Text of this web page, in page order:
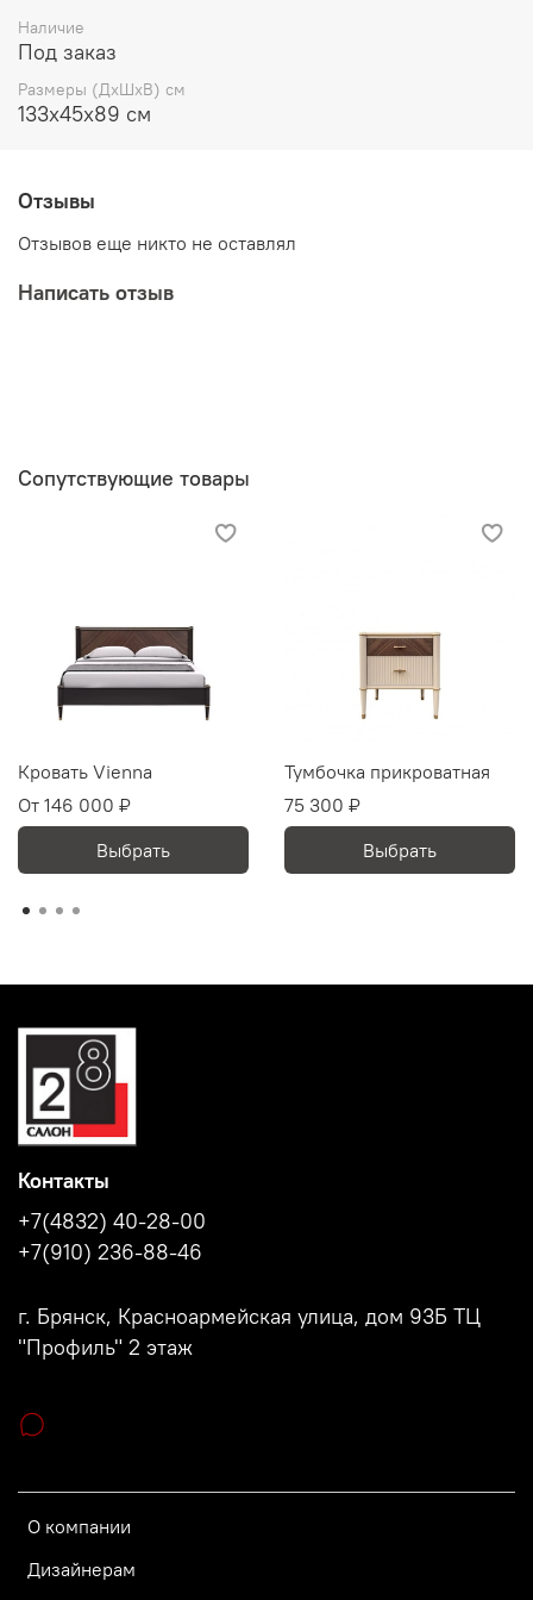
Наличие
Под заказ
Размеры (ДхШхВ) см
133х45х89 cм
Отзывы
Отзывов еще никто не оставлял
Написать отзыв
Сопутствующие товары
Кровать Vienna
От 146 000 ₽
Выбрать
Тумбочка прикроватная
75 300 ₽
Выбрать
О компании
Дизайнерам
Контакты
+7(4832) 40-28-00
+7(910) 236-88-46
г. Брянск, Красноармейская улица, дом 93Б ТЦ
"Профиль" 2 этаж